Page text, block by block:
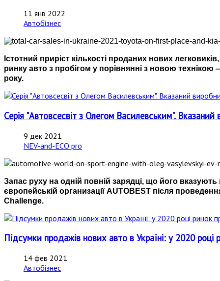
11 янв 2022
Автобізнес
Істотний приріст кількості проданих нових
ринку авто з пробігом у порівнянні з новою
року.
Серія "Автовсесвіт з Олегом Василевським".
9 дек 2021
NEV-and-ECO pro
Запас руху на одній повній зарядці, що його
європейській организації AUTOBEST після
Challenge.
Підсумки продажів нових авто в Україні: у 2020
14 фев 2021
Автобізнес